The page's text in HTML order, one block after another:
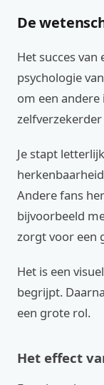
De
Het succes
psychologie
om een
Je stapt
Andere fans
bijvoorbeeld
zorgt voor een
Het is een
begrijpt.
een grote rol.
Het effect